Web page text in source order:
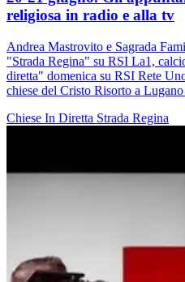
religiosa in radio e alla tv
Andrea Mastrovito e Sagrada
"Strada Regina" su RSI La1,
diretta" domenica su RSI Rete
chiese del Cristo Risorto a
Chiese In Diretta Strada Regina